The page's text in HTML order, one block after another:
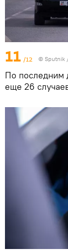
11 /12 © Sputnik
По последним
еще 26